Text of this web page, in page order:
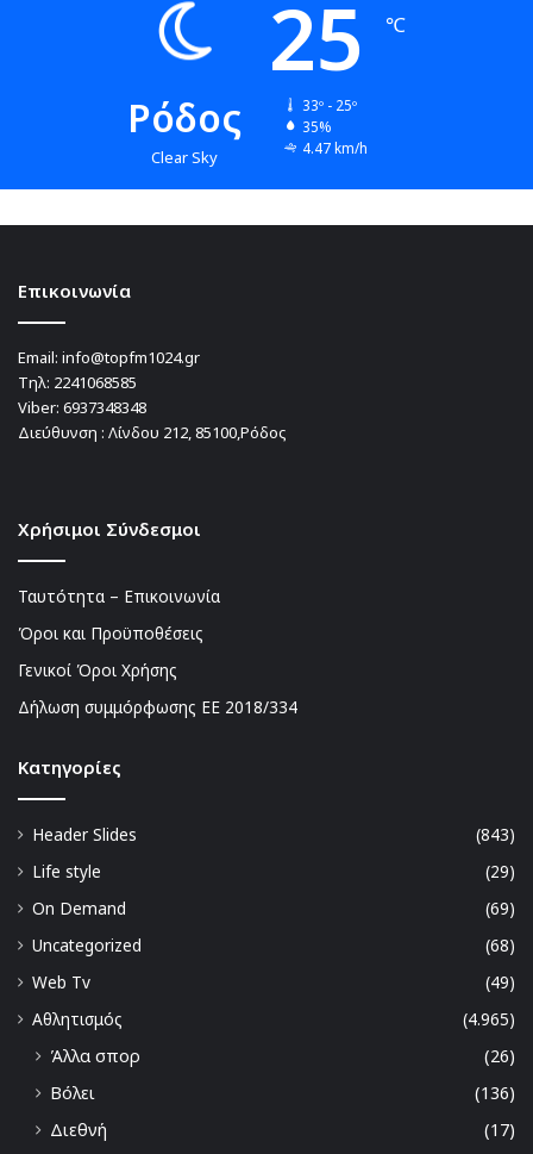
Ρόδος
Clear Sky
25 ℃
33º - 25º
35%
4.47 km/h
Επικοινωνία
Email: info@topfm1024.gr
Τηλ: 2241068585
Viber: 6937348348
Διεύθυνση : Λίνδου 212, 85100,Ρόδος
Χρήσιμοι Σύνδεσμοι
Ταυτότητα – Επικοινωνία
Όροι και Προϋποθέσεις
Γενικοί Όροι Χρήσης
Δήλωση συμμόρφωσης ΕΕ 2018/334
Kατηγορίες
Header Slides
(843)
Life style
(29)
On Demand
(69)
Uncategorized
(68)
Web Tv
(49)
Αθλητισμός
(4.965)
Άλλα σπορ
(26)
Βόλει
(136)
Διεθνή
(17)